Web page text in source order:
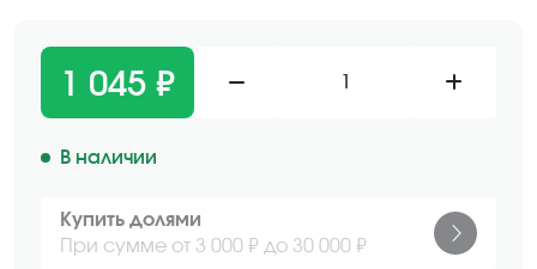
1 045 ₽
В наличии
Купить долями
При сумме от 3 000 ₽ до 30 000 ₽